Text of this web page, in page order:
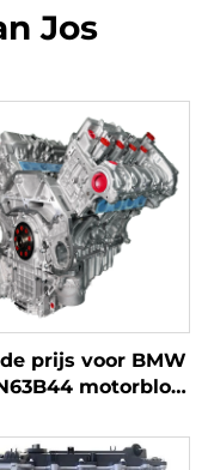
Jos
prijs voor BMW
motorblok
voor